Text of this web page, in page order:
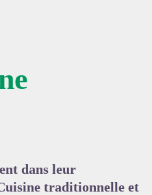
dans leur
traditionnelle et